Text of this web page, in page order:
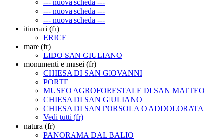
--- nuova scheda ---
--- nuova scheda ---
--- nuova scheda ---
itinerari (fr)
ERICE
mare (fr)
LIDO SAN GIULIANO
monumenti e musei (fr)
CHIESA DI SAN GIOVANNI
PORTE
MUSEO AGROFORESTALE DI SAN MATTEO
CHIESA DI SAN GIULIANO
CHIESA DI SANT'ORSOLA O ADDOLORATA
Vedi tutti (fr)
natura (fr)
PANORAMA DAL BALIO